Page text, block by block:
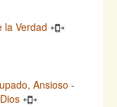
la Verdad
Ansioso -